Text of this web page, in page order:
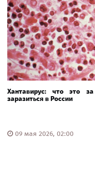
Хантавирус: что это
заразиться в России
09 мая 2026, 02:00